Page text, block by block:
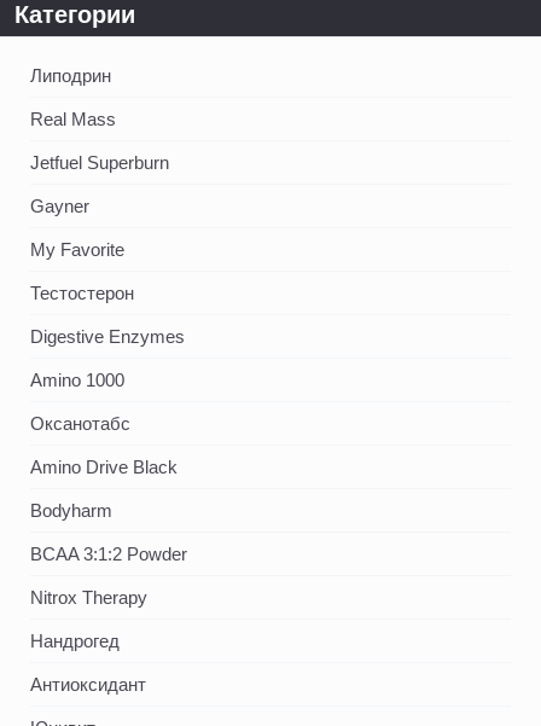
Категории
Липодрин
Real Mass
Jetfuel Superburn
Gayner
My Favorite
Тестостерон
Digestive Enzymes
Amino 1000
Оксанотабс
Amino Drive Black
Bodyharm
BCAA 3:1:2 Powder
Nitrox Therapy
Нандрогед
Антиоксидант